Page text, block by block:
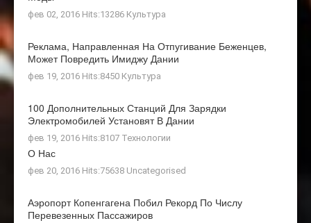
фев 02, 2016 Hits:13286 Культура
Реклама, Направленная На Отпугивание Беженцев,
Может Повредить Имиджу Дании
фев 19, 2016 Hits:8450 Культура
100 Дополнительных Станций Для Зарядки
Электромобилей Установят В Дании
фев 19, 2016 Hits:8107 Технологии
О Нас
фев 20, 2016 Hits:75638 Uncategorised
Аэропорт Копенгагена Побил Рекорд По Числу
Перевезенных Пассажиров